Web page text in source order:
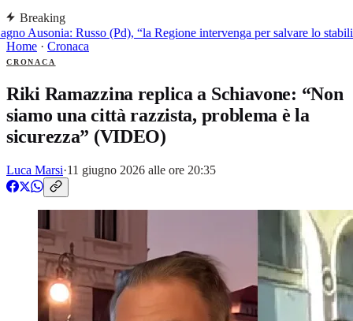
Breaking
Ausonia: Russo (Pd), “la Regione intervenga per salvare lo
Home · Cronaca
CRONACA
Riki Ramazzina replica a Schiavone: “Non
siamo una città razzista, problema è la
sicurezza” (VIDEO)
Luca Marsi·11 giugno 2026 alle ore 20:35